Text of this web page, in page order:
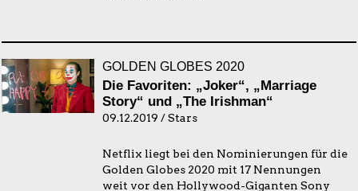
GOLDEN GLOBES 2020
Die Favoriten: „Joker“, „Marriage
Story“ und „The Irishman“
09.12.2019 / Stars
Netflix liegt bei den Nominierungen für die
Golden Globes 2020 mit 17 Nennungen
weit vor den Hollywood-Giganten Sony